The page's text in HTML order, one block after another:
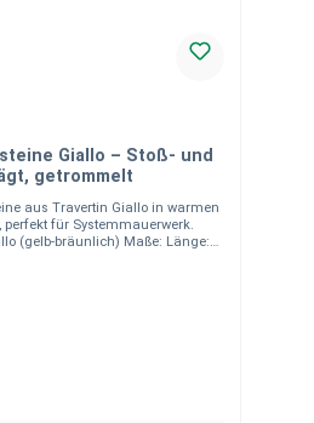
Giallo – Stoß- und
getrommelt
aus Travertin Giallo in warmen
perfekt für Systemmauerwerk.
bräunlich) Maße: Länge:
durch einen Fachbetrieb wird
und bräunliche